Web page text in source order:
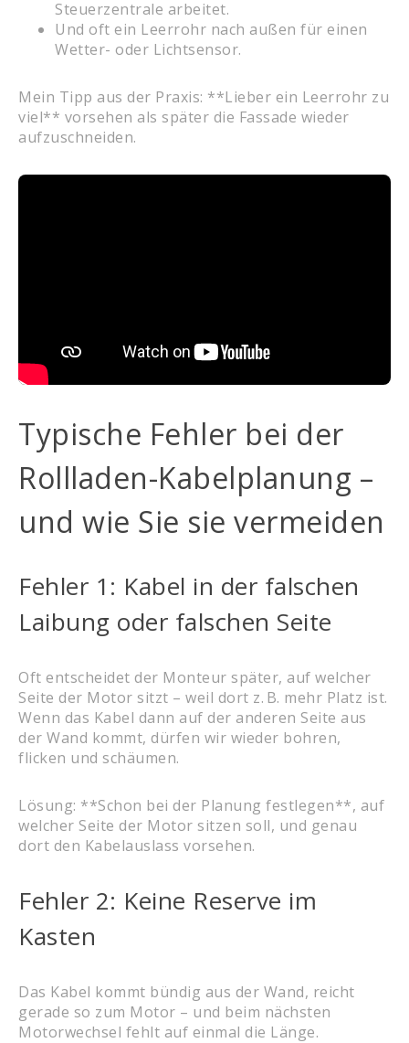
Steuerzentrale arbeitet.
Und oft ein Leerrohr nach außen für einen
Wetter- oder Lichtsensor.
Mein Tipp aus der Praxis: **Lieber ein Leerrohr zu
viel** vorsehen als später die Fassade wieder
aufzuschneiden.
Typische Fehler bei der
Rollladen-Kabelplanung –
und wie Sie sie vermeiden
Fehler 1: Kabel in der falschen
Laibung oder falschen Seite
Oft entscheidet der Monteur später, auf welcher
Seite der Motor sitzt – weil dort z. B. mehr Platz ist.
Wenn das Kabel dann auf der anderen Seite aus
der Wand kommt, dürfen wir wieder bohren,
flicken und schäumen.
Lösung: **Schon bei der Planung festlegen**, auf
welcher Seite der Motor sitzen soll, und genau
dort den Kabelauslass vorsehen.
Fehler 2: Keine Reserve im
Kasten
Das Kabel kommt bündig aus der Wand, reicht
gerade so zum Motor – und beim nächsten
Motorwechsel fehlt auf einmal die Länge.